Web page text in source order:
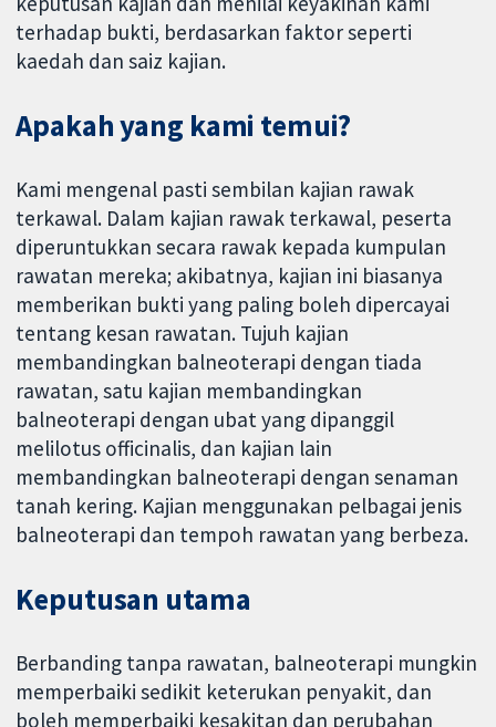
terhadap bukti, berdasarkan faktor seperti
kaedah dan saiz kajian.
Apakah yang kami temui?
Kami mengenal pasti sembilan kajian rawak
terkawal. Dalam kajian rawak terkawal, peserta
diperuntukkan secara rawak kepada kumpulan
rawatan mereka; akibatnya, kajian ini biasanya
memberikan bukti yang paling boleh dipercayai
tentang kesan rawatan. Tujuh kajian
membandingkan balneoterapi dengan tiada
rawatan, satu kajian membandingkan
balneoterapi dengan ubat yang dipanggil
melilotus officinalis, dan kajian lain
membandingkan balneoterapi dengan senaman
tanah kering. Kajian menggunakan pelbagai jenis
balneoterapi dan tempoh rawatan yang berbeza.
Keputusan utama
Berbanding tanpa rawatan, balneoterapi mungkin
memperbaiki sedikit keterukan penyakit, dan
boleh memperbaiki kesakitan dan perubahan